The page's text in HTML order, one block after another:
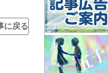
に戻る